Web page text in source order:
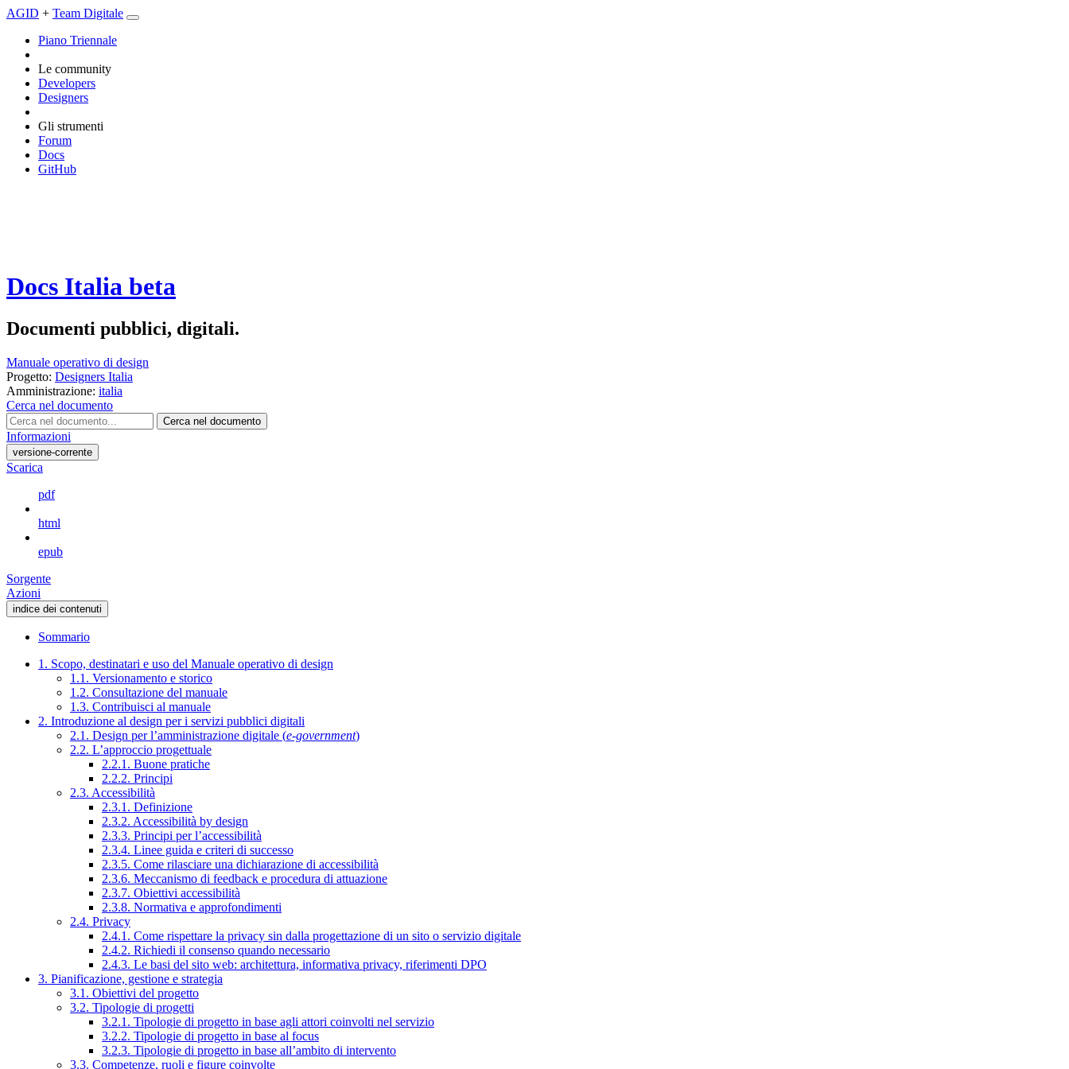
AGID + Team Digitale
Piano Triennale
Le community
Developers
Designers
Gli strumenti
Forum
Docs
GitHub
Docs Italia beta
Documenti pubblici, digitali.
Manuale operativo di design
Progetto: Designers Italia
Amministrazione: italia
Cerca nel documento
Cerca nel documento
Informazioni
versione-corrente
Scarica
pdf
html
epub
Sorgente
Azioni
indice dei contenuti
Sommario
1. Scopo, destinatari e uso del Manuale operativo di design
1.1. Versionamento e storico
1.2. Consultazione del manuale
1.3. Contribuisci al manuale
2. Introduzione al design per i servizi pubblici digitali
2.1. Design per l’amministrazione digitale (e-government)
2.2. L’approccio progettuale
2.2.1. Buone pratiche
2.2.2. Principi
2.3. Accessibilità
2.3.1. Definizione
2.3.2. Accessibilità by design
2.3.3. Principi per l’accessibilità
2.3.4. Linee guida e criteri di successo
2.3.5. Come rilasciare una dichiarazione di accessibilità
2.3.6. Meccanismo di feedback e procedura di attuazione
2.3.7. Obiettivi accessibilità
2.3.8. Normativa e approfondimenti
2.4. Privacy
2.4.1. Come rispettare la privacy sin dalla progettazione di un sito o servizio digitale
2.4.2. Richiedi il consenso quando necessario
2.4.3. Le basi del sito web: architettura, informativa privacy, riferimenti DPO
3. Pianificazione, gestione e strategia
3.1. Obiettivi del progetto
3.2. Tipologie di progetti
3.2.1. Tipologie di progetto in base agli attori coinvolti nel servizio
3.2.2. Tipologie di progetto in base al focus
3.2.3. Tipologie di progetto in base all’ambito di intervento
3.3. Competenze, ruoli e figure coinvolte